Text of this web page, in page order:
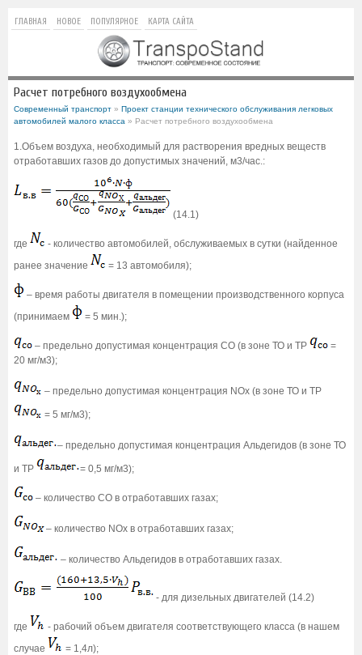
ГЛАВНАЯ НОВОЕ ПОПУЛЯРНОЕ КАРТА САЙТА
Расчет потребного воздухообмена
Современный транспорт » Проект станции технического обслуживания легковых
автомобилей малого класса » Расчет потребного воздухообмена
1.Объем воздуха, необходимый для растворения вредных веществ
отработавших газов до допустимых значений, м3/час.:
(14.1)
где
- количество автомобилей, обслуживаемых в сутки (найденное
ранее значение
= 13 автомобиля);
– время работы двигателя в помещении производственного корпуса
(принимаем
= 5 мин.);
– предельно допустимая концентрация СО (в зоне ТО и ТР
=
20 мг/м3);
– предельно допустимая концентрация NOх (в зоне ТО и ТР
= 5 мг/м3);
– предельно допустимая концентрация Альдегидов (в зоне ТО
и ТР = 0,5 мг/м3);
– количество СО в отработавших газах;
– количество NOх в отработавших газах;
– количество Альдегидов в отработавших газах.
- для дизельных двигателей (14.2)
где
- рабочий объем двигателя соответствующего класса (в нашем
случае
= 1,4л);